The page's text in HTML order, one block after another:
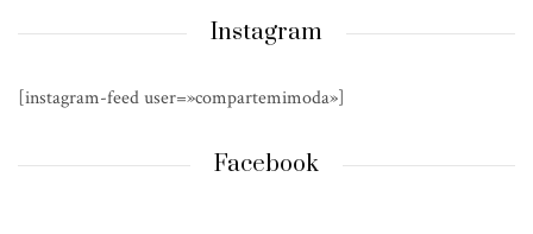
Instagram
[instagram-feed user=»compartemimoda»]
Facebook